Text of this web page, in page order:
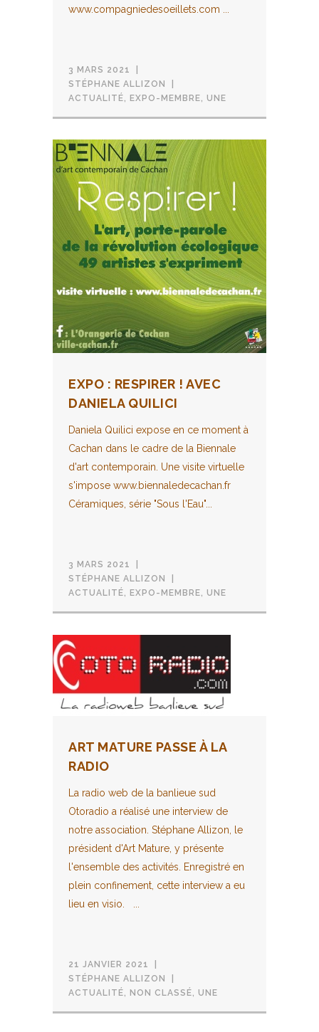
www.compagniedesoeillets.com ...
3 MARS 2021
STÉPHANE ALLIZON
ACTUALITÉ, EXPO-MEMBRE, UNE
EXPO : RESPIRER ! AVEC
DANIELA QUILICI
Daniela Quilici expose en ce moment à
Cachan dans le cadre de la Biennale
d'art contemporain. Une visite virtuelle
s'impose www.biennaledecachan.fr
Céramiques, série "Sous l'Eau"...
3 MARS 2021
STÉPHANE ALLIZON
ACTUALITÉ, EXPO-MEMBRE, UNE
ART MATURE PASSE À LA
RADIO
La radio web de la banlieue sud
Otoradio a réalisé une interview de
notre association. Stéphane Allizon, le
président d'Art Mature, y présente
l'ensemble des activités. Enregistré en
plein confinement, cette interview a eu
lieu en visio. ...
21 JANVIER 2021
STÉPHANE ALLIZON
ACTUALITÉ, NON CLASSÉ, UNE